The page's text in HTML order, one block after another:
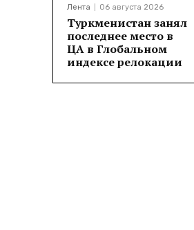
Лента 06 августа 2026
Туркменистан занял
последнее место в
ЦА в Глобальном
индексе релокации